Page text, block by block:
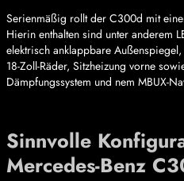
Serienmäßig rollt der C300d mit
Hierin enthalten sind unter anderem
elektrisch anklappbare
18-Zoll-Räder, Sitzheizung vorne
Dämpfungssystem und nem MBUX-
Sinnvolle
Mercedes-Benz